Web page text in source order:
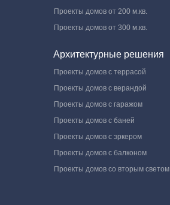
Проекты домов от 200 м.кв.
Проекты домов от 300 м.кв.
Архитектурные решения
Проекты домов с террасой
Проекты домов с верандой
Проекты домов с гаражом
Проекты домов с баней
Проекты домов с эркером
Проекты домов с балконом
Проекты домов со вторым светом